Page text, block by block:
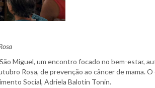
Miguel, um encontro focado no bem-estar,
Rosa, de prevenção ao câncer de mama.
Social, Adriela Balotin Tonin.